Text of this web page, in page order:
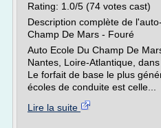
Rating: 1.0/5 (74 votes cast)
Description complète de
Champ De Mars - Fouré
Auto Ecole Du Champ De
Nantes, Loire-Atlantique,
Le forfait de base le plus
écoles de conduite est celle...
Lire la suite